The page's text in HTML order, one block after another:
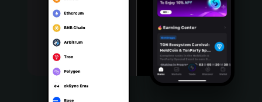
Português (Portugal)
Bahasa Indonesia